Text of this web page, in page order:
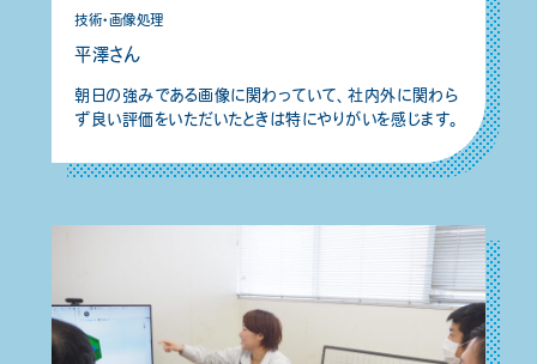
技術・画像処理
平澤さん
朝日の強みである画像に関わっていて、社内外に関わら
ず良い評価をいただいたときは特にやりがいを感じます。